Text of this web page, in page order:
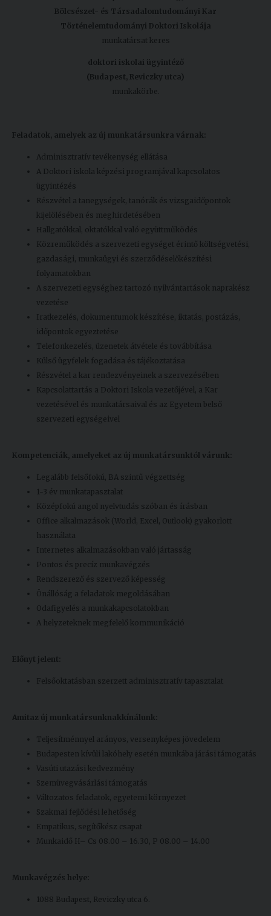
Bölcsészet- és Társadalomtudományi Kar
Történelemtudományi Doktori Iskolája
munkatársat keres
doktori iskolai ügyintéző
(Budapest, Reviczky utca)
munkakörbe.
Feladatok, amelyek az új munkatársunkra várnak:
Adminisztratív tevékenység ellátása
A Doktori iskola képzési programjával kapcsolatos
ügyintézés
Részvétel a tanegységek, tanórák és vizsgaidőpontok
kijelölésében és meghirdetésében
Hallgatókkal, oktatókkal való együttműködés
Közreműködés a szervezeti egységet érintő költségvetési,
gazdasági, munkaügyi és szerződéselőkészítési
folyamatokban
A szervezeti egységhez tartozó nyilvántartások naprakész
vezetése
Iratkezelés, dokumentumok készítése, iktatás, postázás,
időpontok egyeztetése
Telefonkezelés, üzenetek átvétele és továbbítása
Külső ügyfelek fogadása és tájékoztatása
Részvétel a kar rendezvényeinek a szervezésében
Kapcsolattartás a Doktori Iskola vezetőjével, a Kar
vezetésével és munkatársaival és az Egyetem belső
szervezeti egységeivel
Kompetenciák, amelyeket az új munkatársunktól várunk:
Legalább felsőfokú, BA szintű végzettség
1-3 év munkatapasztalat
Középfokú angol nyelvtudás szóban és írásban
Office alkalmazások (World, Excel, Outlook) gyakorlott
használata
Internetes alkalmazásokban való jártasság
Pontos és precíz munkavégzés
Rendszerező és szervező képesség
Önállóság a feladatok megoldásában
Odafigyelés a munkakapcsolatokban
A helyzeteknek megfelelő kommunikáció
Előnyt jelent:
Felsőoktatásban szerzett adminisztratív tapasztalat
Amitaz új munkatársunknak kínálunk:
Teljesítménnyel arányos, versenyképes jövedelem
Budapesten kívüli lakóhely esetén munkába járási támogatás
Vasúti utazási kedvezmény
Szemüvegvásárlási támogatás
Változatos feladatok, egyetemi környezet
Szakmai fejlődési lehetőség
Empatikus, segítőkész csapat
Munkaidő H– Cs 08.00 – 16.30, P 08.00 – 14.00
Munkavégzés helye:
1088 Budapest, Reviczky utca 6.